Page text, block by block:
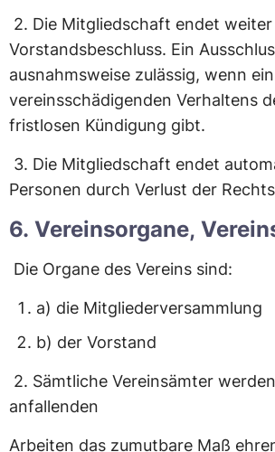
2. Die Mitgliedschaft endet
Vorstandsbeschluss. Ein
ausnahmsweise zulässig, wenn
vereinsschädigenden Verhaltens
fristlosen Kündigung gibt.
3. Die Mitgliedschaft endet
Personen durch Verlust der
6. Vereinsorgane,
Die Organe des Vereins sind:
a) die Mitgliederversammlung
b) der Vorstand
2. Sämtliche Vereinsämter
anfallenden
Arbeiten das zumutbare Maß